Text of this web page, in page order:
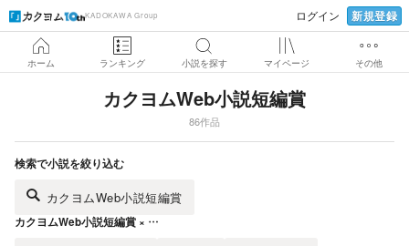
KADOKAWA Group ログイン 新規登録
ホーム ランキング 小説を探す マイページ その他
カクヨムWeb小説短編賞
86作品
検索で小説を絞り込む
カクヨムWeb小説短編賞
カクヨムWeb小説短編賞 × …